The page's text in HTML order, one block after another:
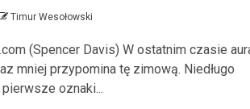
Timur Wesołowski
(Spencer Davis) W ostatnim czasie
mniej przypomina tę zimową. Niedługo
oznaki...